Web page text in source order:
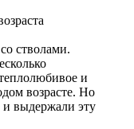
стволами.
и
возрасте. Но
выдержали эту